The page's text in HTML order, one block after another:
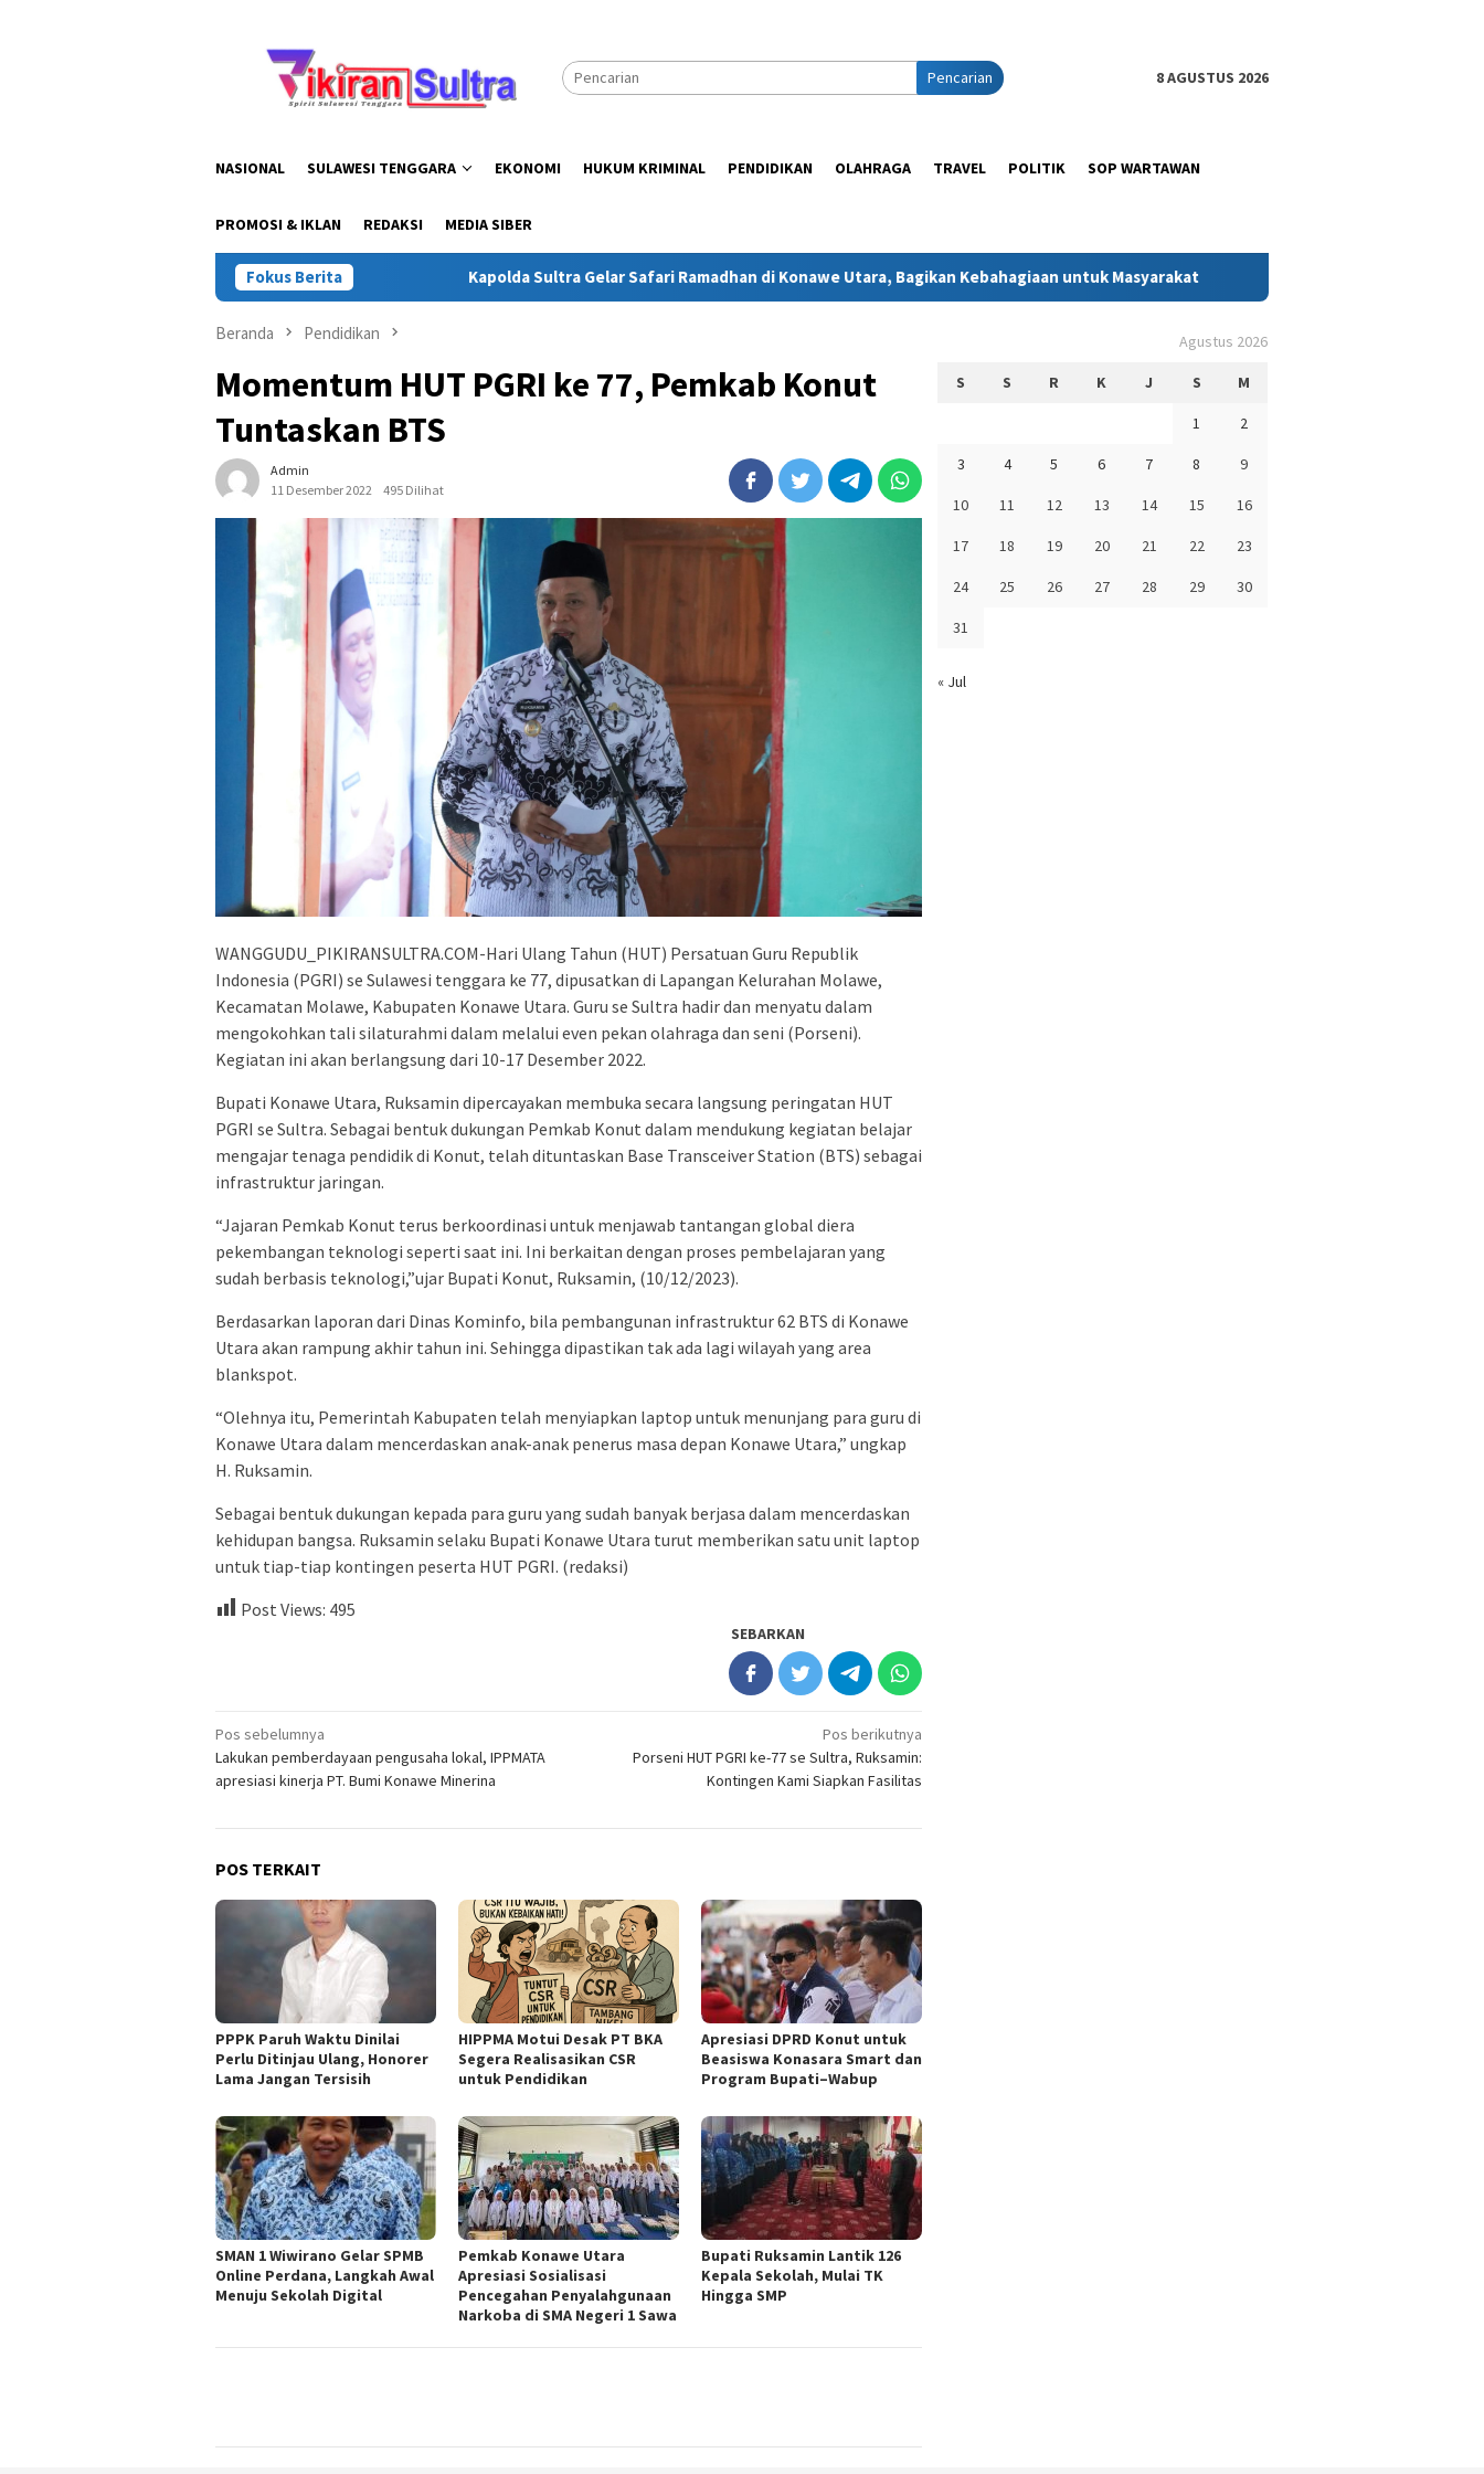
Pencarian
8 AGUSTUS 2026
NASIONAL SULAWESI TENGGARA EKONOMI HUKUM KRIMINAL PENDIDIKAN OLAHRAGA TRAVEL POLITIK SOP WARTAWAN
PROMOSI & IKLAN REDAKSI MEDIA SIBER
Fokus Berita Kapolda Sultra Gelar Safari Ramadhan di Konawe Utara, Bagikan Kebahagiaan untuk Masyarakat Jejak Kasih Ramadan: Ketika Kadin
Beranda Pendidikan
Momentum HUT PGRI ke 77, Pemkab Konut
Tuntaskan BTS
Admin
11 Desember 2022
495 Dilihat
WANGGUDU_PIKIRANSULTRA.COM-Hari Ulang Tahun (HUT) Persatuan Guru Republik
Indonesia (PGRI) se Sulawesi tenggara ke 77, dipusatkan di Lapangan Kelurahan Molawe,
Kecamatan Molawe, Kabupaten Konawe Utara. Guru se Sultra hadir dan menyatu dalam
mengokohkan tali silaturahmi dalam melalui even pekan olahraga dan seni (Porseni).
Kegiatan ini akan berlangsung dari 10-17 Desember 2022.
Bupati Konawe Utara, Ruksamin dipercayakan membuka secara langsung peringatan HUT
PGRI se Sultra. Sebagai bentuk dukungan Pemkab Konut dalam mendukung kegiatan belajar
mengajar tenaga pendidik di Konut, telah dituntaskan Base Transceiver Station (BTS) sebagai
infrastruktur jaringan.
“Jajaran Pemkab Konut terus berkoordinasi untuk menjawab tantangan global diera
pekembangan teknologi seperti saat ini. Ini berkaitan dengan proses pembelajaran yang
sudah berbasis teknologi,”ujar Bupati Konut, Ruksamin, (10/12/2023).
Berdasarkan laporan dari Dinas Kominfo, bila pembangunan infrastruktur 62 BTS di Konawe
Utara akan rampung akhir tahun ini. Sehingga dipastikan tak ada lagi wilayah yang area
blankspot.
“Olehnya itu, Pemerintah Kabupaten telah menyiapkan laptop untuk menunjang para guru di
Konawe Utara dalam mencerdaskan anak-anak penerus masa depan Konawe Utara,” ungkap
H. Ruksamin.
Sebagai bentuk dukungan kepada para guru yang sudah banyak berjasa dalam mencerdaskan
kehidupan bangsa. Ruksamin selaku Bupati Konawe Utara turut memberikan satu unit laptop
untuk tiap-tiap kontingen peserta HUT PGRI. (redaksi)
Post Views: 495
SEBARKAN
Navigasi
pos
Pos sebelumnya
Lakukan pemberdayaan pengusaha lokal, IPPMATA
apresiasi kinerja PT. Bumi Konawe Minerina
Pos berikutnya
Porseni HUT PGRI ke-77 se Sultra, Ruksamin:
Kontingen Kami Siapkan Fasilitas
POS TERKAIT
PPPK Paruh Waktu Dinilai
Perlu Ditinjau Ulang, Honorer
Lama Jangan Tersisih
HIPPMA Motui Desak PT BKA
Segera Realisasikan CSR
untuk Pendidikan
Apresiasi DPRD Konut untuk
Beasiswa Konasara Smart dan
Program Bupati–Wabup
SMAN 1 Wiwirano Gelar SPMB
Online Perdana, Langkah Awal
Menuju Sekolah Digital
Pemkab Konawe Utara
Apresiasi Sosialisasi
Pencegahan Penyalahgunaan
Narkoba di SMA Negeri 1 Sawa
Bupati Ruksamin Lantik 126
Kepala Sekolah, Mulai TK
Hingga SMP
Agustus 2026
S S R K J S M
1 2
3 4 5 6 7 8 9
10 11 12 13 14 15 16
17 18 19 20 21 22 23
24 25 26 27 28 29 30
31
« Jul